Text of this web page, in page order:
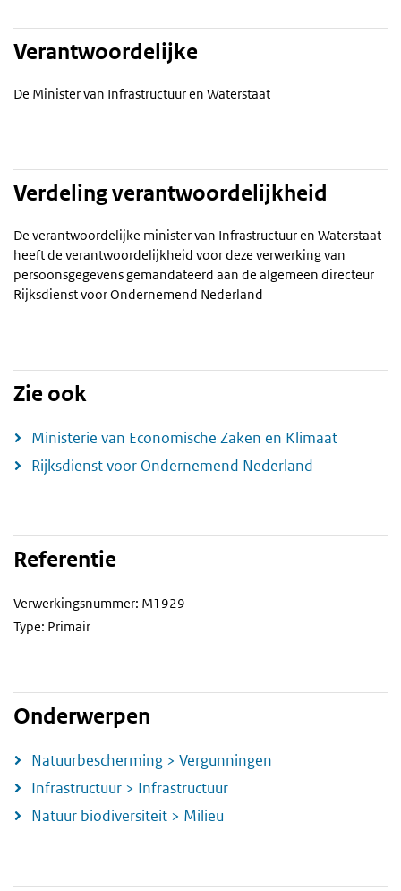
Verantwoordelijke
De Minister van Infrastructuur en Waterstaat
Verdeling verantwoordelijkheid
De verantwoordelijke minister van Infrastructuur en Waterstaat
heeft de verantwoordelijkheid voor deze verwerking van
persoonsgegevens gemandateerd aan de algemeen directeur
Rijksdienst voor Ondernemend Nederland
Zie ook
Ministerie van Economische Zaken en Klimaat
Rijksdienst voor Ondernemend Nederland
Referentie
Verwerkingsnummer: M1929
Type: Primair
Onderwerpen
Natuurbescherming > Vergunningen
Infrastructuur > Infrastructuur
Natuur biodiversiteit > Milieu